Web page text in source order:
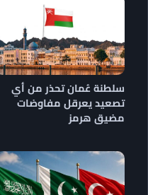
سلطنة عُمان تحذر من أي
تصعيد يعرقل مفاوضات
مضيق هرمز